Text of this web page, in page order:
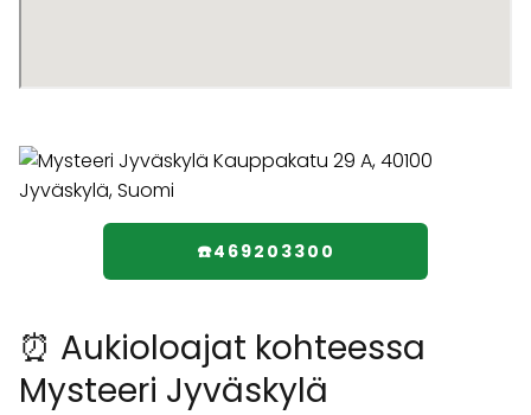
☎️469203300
⏰ Aukioloajat kohteessa
Mysteeri Jyväskylä